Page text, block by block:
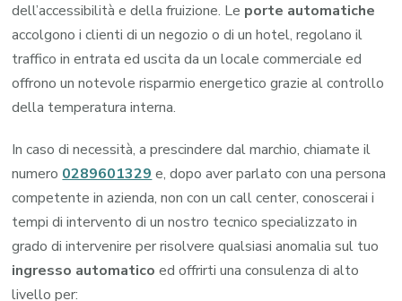
dell’accessibilità e della fruizione. Le porte automatiche
accolgono i clienti di un negozio o di un hotel, regolano il
traffico in entrata ed uscita da un locale commerciale ed
offrono un notevole risparmio energetico grazie al controllo
della temperatura interna.
In caso di necessità, a prescindere dal marchio, chiamate il
numero 0289601329 e, dopo aver parlato con una persona
competente in azienda, non con un call center, conoscerai i
tempi di intervento di un nostro tecnico specializzato in
grado di intervenire per risolvere qualsiasi anomalia sul tuo
ingresso automatico ed offrirti una consulenza di alto
livello per: